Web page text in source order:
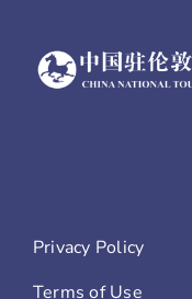
Privacy Policy
Terms of Use